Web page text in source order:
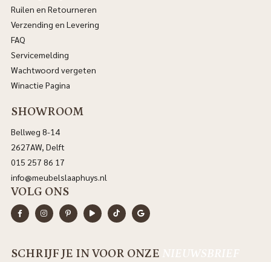
Ruilen en Retourneren
Verzending en Levering
FAQ
Servicemelding
Wachtwoord vergeten
Winactie Pagina
SHOWROOM
Bellweg 8-14
2627AW, Delft
015 257 86 17
info@meubelslaaphuys.nl
VOLG ONS
SCHRIJF JE IN VOOR ONZE NIEUWSBRIEF